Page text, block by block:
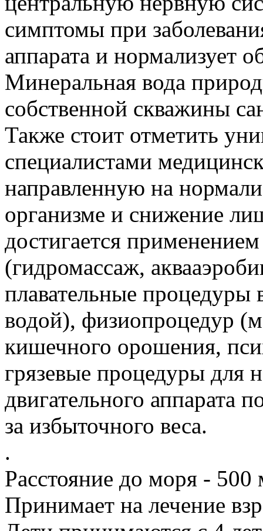
симптомы при
аппарата и нормализует
Минеральная вода
собственной скважины
Также стоит отметить
специалистами
направленную на
организме и снижение
достигается
(гидромассаж,
плавательные процедуры
водой), физиопроцедур
кишечного орошения,
грязевые процедуры для
двигательного аппарата
за избыточного веса.
.
Расстояние до моря - 500
Принимает на лечение